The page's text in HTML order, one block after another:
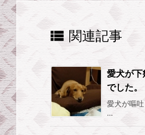
 関連記事
愛犬が下
でした。
愛犬が嘔
...